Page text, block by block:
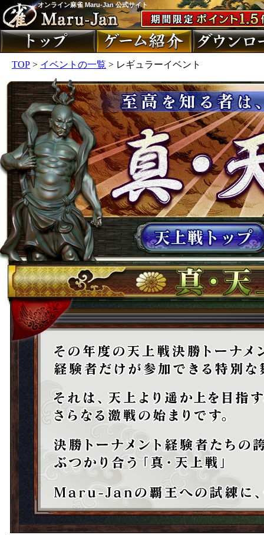
オンライン麻雀 Maru-Jan 公式サイト
TOP > イベントの一覧 > レギュラーイベント